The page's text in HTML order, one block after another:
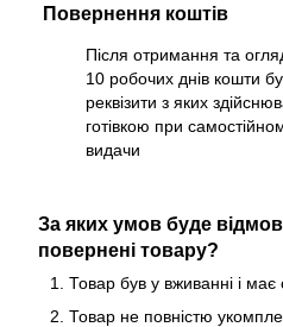
Повернення коштів
Після отримання та
10 робочих днів кошти
реквізити з яких
готівкою при
видачи
За яких умов буде
повернені товару?
Товар був у вживанні і має
Товар не повністю